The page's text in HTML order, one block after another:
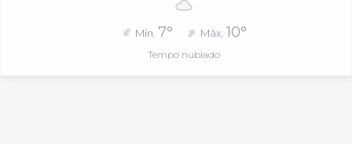
Mín. 7° Máx. 10°
Tempo nublado